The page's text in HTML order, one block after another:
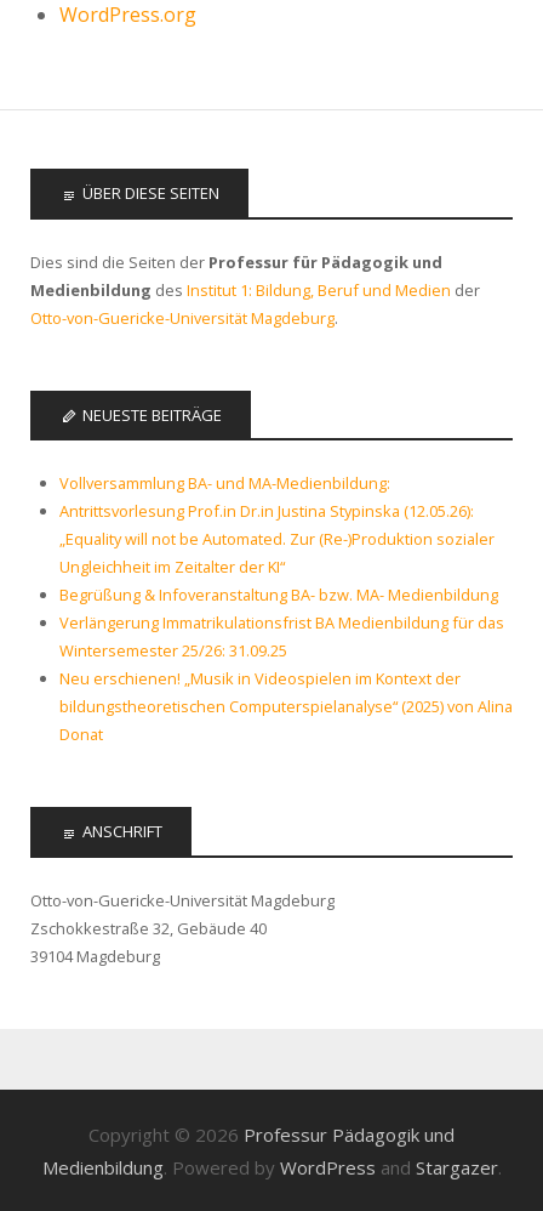
WordPress.org
ÜBER DIESE SEITEN
Dies sind die Seiten der Professur für Pädagogik und
Medienbildung des Institut 1: Bildung, Beruf und Medien der
Otto-von-Guericke-Universität Magdeburg.
NEUESTE BEITRÄGE
Vollversammlung BA- und MA-Medienbildung:
Antrittsvorlesung Prof.in Dr.in Justina Stypinska (12.05.26):
„Equality will not be Automated. Zur (Re-)Produktion sozialer
Ungleichheit im Zeitalter der KI“
Begrüßung & Infoveranstaltung BA- bzw. MA- Medienbildung
Verlängerung Immatrikulationsfrist BA Medienbildung für das
Wintersemester 25/26: 31.09.25
Neu erschienen! „Musik in Videospielen im Kontext der
bildungstheoretischen Computerspielanalyse“ (2025) von Alina
Donat
ANSCHRIFT
Otto-von-Guericke-Universität Magdeburg
Zschokkestraße 32, Gebäude 40
39104 Magdeburg
Copyright © 2026 Professur Pädagogik und
Medienbildung. Powered by WordPress and Stargazer.